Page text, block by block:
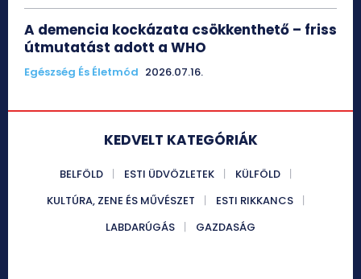
A demencia kockázata csökkenthető – friss
útmutatást adott a WHO
Egészség És Életmód 2026.07.16.
KEDVELT KATEGÓRIÁK
BELFÖLD ESTI ÜDVÖZLETEK
KÜLFÖLD
KULTÚRA, ZENE ÉS MŰVÉSZET
ESTI RIKKANCS
LABDARÚGÁS
GAZDASÁG